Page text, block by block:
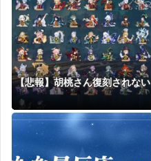
【悲報】胡桃さん復刻されない